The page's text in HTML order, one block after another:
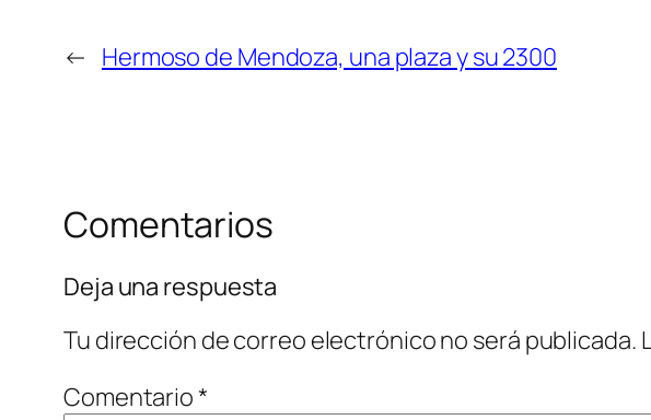
← Hermoso de Mendoza, una plaza y su 2300
Comentarios
Deja una respuesta
Tu dirección de correo electrónico no será publicada.
Comentario*